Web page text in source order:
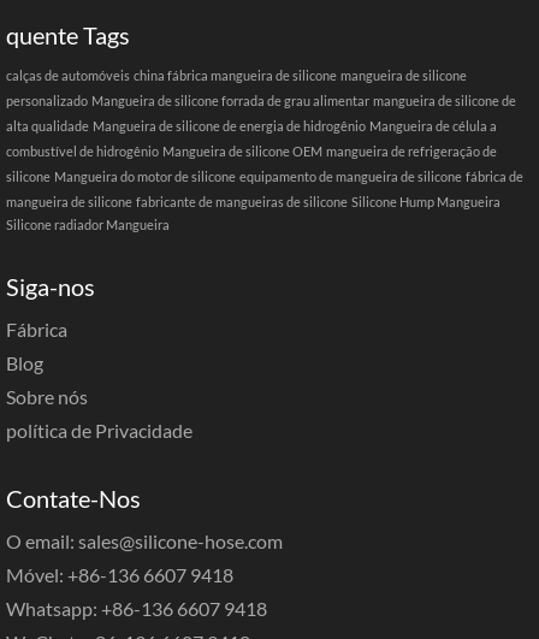
quente Tags
calças de automóveis china fábrica mangueira de silicone mangueira de silicone
personalizado Mangueira de silicone forrada de grau alimentar mangueira de silicone de
alta qualidade Mangueira de silicone de energia de hidrogênio Mangueira de célula a
combustível de hidrogênio Mangueira de silicone OEM mangueira de refrigeração de
silicone Mangueira do motor de silicone equipamento de mangueira de silicone fábrica de
mangueira de silicone fabricante de mangueiras de silicone Silicone Hump Mangueira
Silicone radiador Mangueira
Siga-nos
Fábrica
Blog
Sobre nós
política de Privacidade
Contate-Nos
O email: sales@silicone-hose.com
Móvel: +86-136 6607 9418
Whatsapp: +86-136 6607 9418